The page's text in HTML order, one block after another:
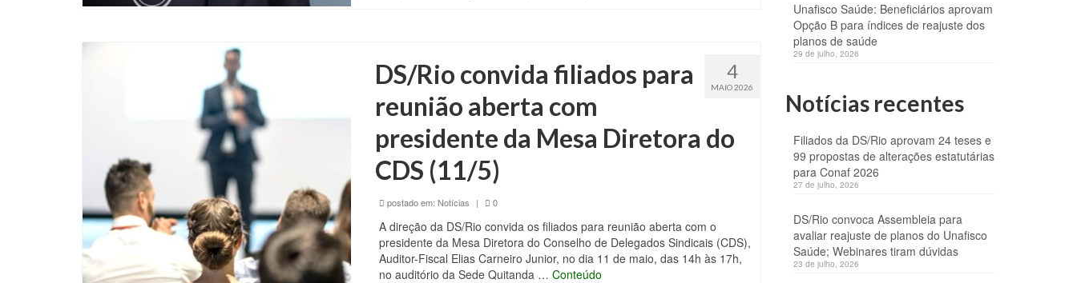
4
MAIO 2026
DS/Rio convida filiados para
reunião aberta com
presidente da Mesa Diretora do
CDS (11/5)
postado em: Notícias | 0
A direção da DS/Rio convida os filiados para reunião aberta com o
presidente da Mesa Diretora do Conselho de Delegados Sindicais (CDS),
Auditor-Fiscal Elias Carneiro Junior, no dia 11 de maio, das 14h às 17h,
no auditório da Sede Quitanda … Conteúdo
Unafisco Saúde: Beneficiários aprovam
Opção B para índices de reajuste dos
planos de saúde
29 de julho, 2026
Notícias recentes
Filiados da DS/Rio aprovam 24 teses e
99 propostas de alterações estatutárias
para Conaf 2026
27 de julho, 2026
DS/Rio convoca Assembleia para
avaliar reajuste de planos do Unafisco
Saúde; Webinares tiram dúvidas
23 de julho, 2026